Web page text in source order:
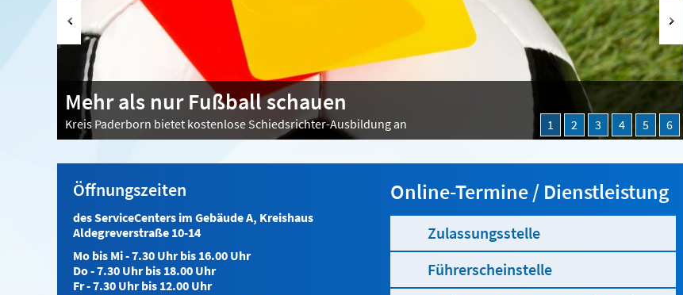
Mehr als nur Fußball schauen
Kreis Paderborn bietet kostenlose Schiedsrichter-Ausbildung an 1 2 3 4 5 6
Öffnungszeiten
des ServiceCenters im Gebäude A, Kreishaus
Aldegreverstraße 10-14
Mo bis Mi - 7.30 Uhr bis 16.00 Uhr
Do - 7.30 Uhr bis 18.00 Uhr
Fr - 7.30 Uhr bis 12.00 Uhr
Online-Termine / Dienstleistung
Zulassungsstelle
Führerscheinstelle